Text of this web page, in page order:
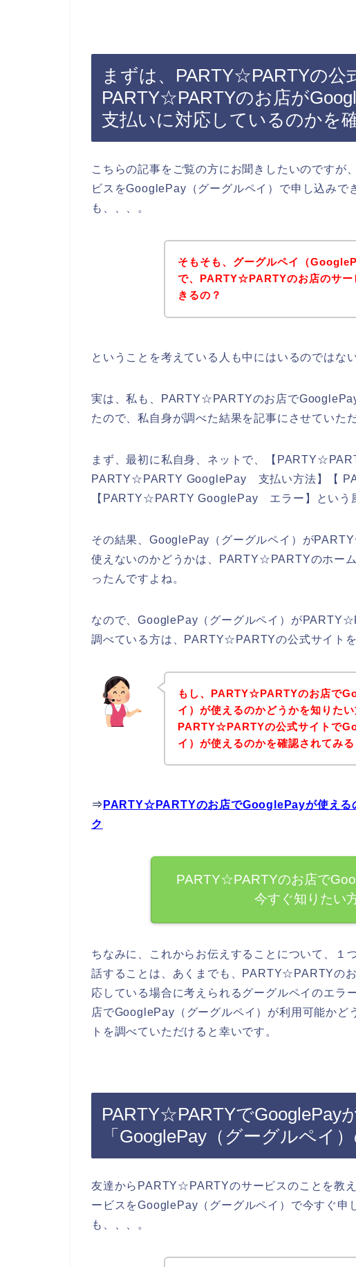
まずは、PARTY☆PARTYの公
PARTY☆PARTYのお店が
支払いに対応しているのかを
こちらの記事をご覧の方にお聞きしたいのです
ビスをGooglePay（グーグルペイ）で申し込みで
も、、、。
そもそも、グーグルペイ（
で、PARTY☆PARTYのお店のサー
きるの？
ということを考えている人も中にはいるのではな
実は、私も、PARTY☆PARTYのお店で
たので、私自身が調べた結果を記事にさせていた
まず、最初に私自身、ネットで、【
PARTY☆PARTY GooglePay 支払い方法】【
【PARTY☆PARTY GooglePay エラー】という
その結果、GooglePay（グーグルペイ）が
使えないのかどうかは、PARTY☆PARTYのホー
ったんですよね。
なので、GooglePay（グーグルペイ）が
調べている方は、PARTY☆PARTYの公式サイト
もし、PARTY☆PARTYのお店で
イ）が使えるのかどうかを知りたい
PARTY☆PARTYの公式サイトで
イ）が使えるのかを確認されてみ
⇒ PARTY☆PARTYのお店でGooglePayが使える
ク
PARTY☆PARTYのお店で
今すぐ知りたい
ちなみに、これからお伝えすることについて、１
話することは、あくまでも、PARTY☆PARTYの
応している場合に考えられるグーグルペイのエ
店でGooglePay（グーグルペイ）が利用可能か
トを調べていただけると幸いです。
PARTY☆PARTYでGooglePay
「GooglePay（グーグルペイ
友達からPARTY☆PARTYのサービスのことを教
ービスをGooglePay（グーグルペイ）で今すぐ申
も、、、。